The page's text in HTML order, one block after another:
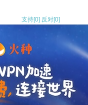
支持[0] 反对[0]
支持[0] 反对